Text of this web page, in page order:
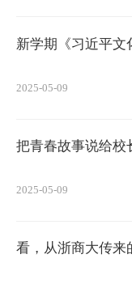
新学期《习近平文
2025-05-09
把青春故事说给校
2025-05-09
看，从浙商大传来